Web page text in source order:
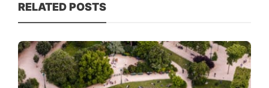
RELATED POSTS